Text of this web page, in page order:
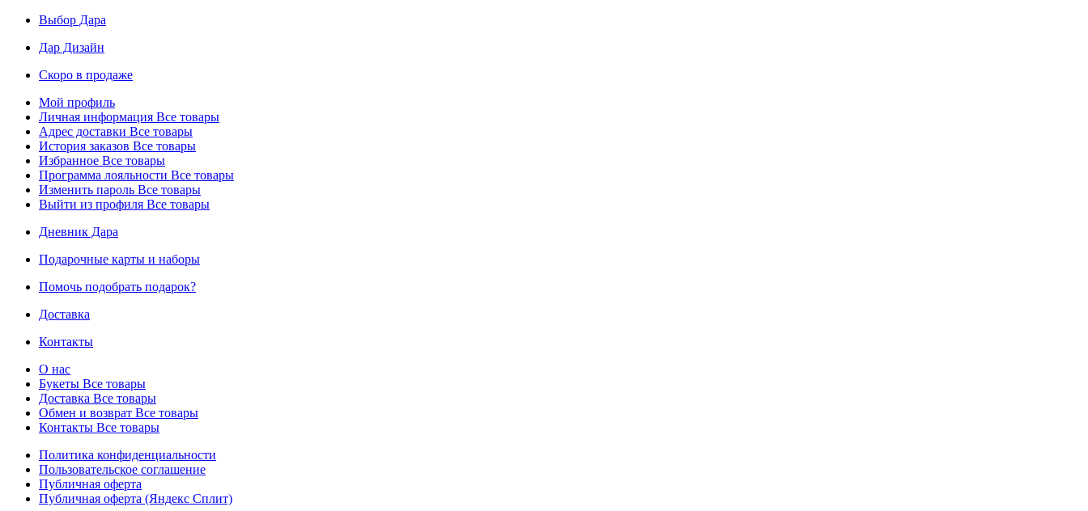
Выбор Дара
Дар Дизайн
Скоро в продаже
Мой профиль
Личная информация Все товары
Адрес доставки Все товары
История заказов Все товары
Избранное Все товары
Программа лояльности Все товары
Изменить пароль Все товары
Выйти из профиля Все товары
Дневник Дара
Подарочные карты и наборы
Помочь подобрать подарок?
Доставка
Контакты
О нас
Букеты Все товары
Доставка Все товары
Обмен и возврат Все товары
Контакты Все товары
Политика конфиденциальности
Пользовательское соглашение
Публичная оферта
Публичная оферта (Яндекс Сплит)